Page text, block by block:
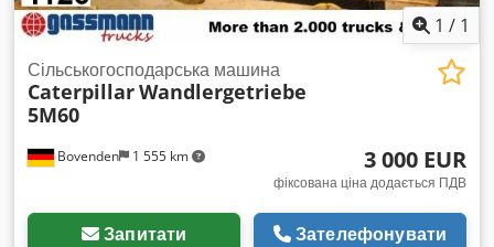
1 / 1
Bovenden 1 555 km
Сільськогосподарська машина
CaterpillarWandlergetriebe
5M60
3 000 EUR
фіксована ціна додається ПДВ
Запитати Зателефонувати